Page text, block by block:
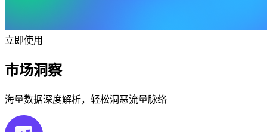
立即使用
市场洞察
海量数据深度解析，轻松洞恶流量脉络